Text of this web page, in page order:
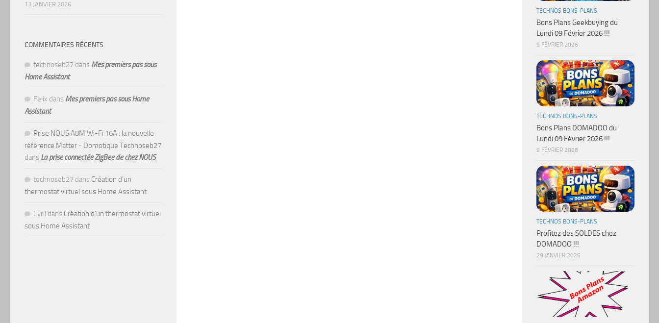
13 JANVIER 2026
COMMENTAIRES RÉCENTS
technoseb27 dans Mes premiers pas sous
Home Assistant
Felix dans Mes premiers pas sous Home
Assistant
Prise NOUS A8M Wi-Fi 16A : la nouvelle
référence Matter - Domotique Technoseb27
dans La prise connectée ZigBee de chez NOUS
technoseb27 dans Création d’un
thermostat virtuel sous Home Assistant
Cyril dans Création d’un thermostat virtuel
sous Home Assistant
TECHNOS BONS-PLANS
Bons Plans Geekbuying du
Lundi 09 Février 2026 !!!
9 FÉVRIER 2026
TECHNOS BONS-PLANS
Bons Plans DOMADOO du
Lundi 09 Février 2026 !!!
9 FÉVRIER 2026
TECHNOS BONS-PLANS
Profitez des SOLDES chez
DOMADOO !!!
29 JANVIER 2026